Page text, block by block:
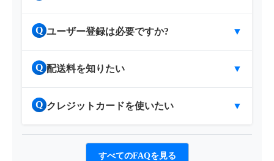
Q ユーザー登録は必要ですか? ▼
Q 配送料を知りたい ▼
Q クレジットカードを使いたい ▼
すべてのFAQを見る